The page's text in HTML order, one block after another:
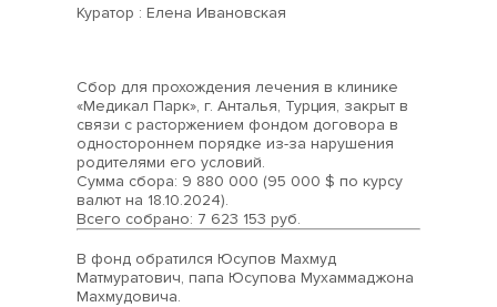
Куратор : Елена Ивановская
Сбор для прохождения лечения в клинике
«Медикал Парк», г. Анталья, Турция, закрыт в
связи с расторжением фондом договора в
одностороннем порядке из-за нарушения
родителями его условий.
Сумма сбора: 9 880 000 (95 000 $ по курсу
валют на 18.10.2024).
Всего собрано: 7 623 153 руб.
В фонд обратился Юсупов Махмуд
Матмуратович, папа Юсупова Мухаммаджона
Махмудовича.